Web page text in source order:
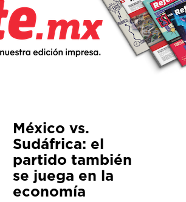
México vs.
Sudáfrica: el
partido también
se juega en la
economía